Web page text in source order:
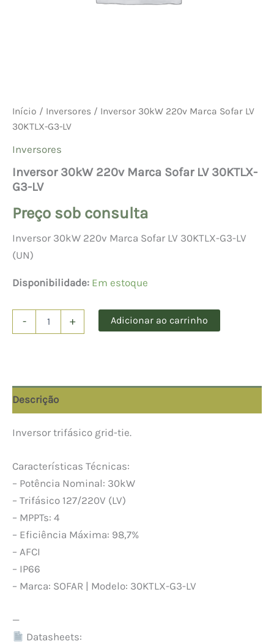
Início / Inversores / Inversor 30kW 220v Marca Sofar LV
30KTLX-G3-LV
Inversores
Inversor 30kW 220v Marca Sofar LV 30KTLX-
G3-LV
Preço sob consulta
Inversor 30kW 220v Marca Sofar LV 30KTLX-G3-LV
(UN)
Disponibilidade: Em estoque
-
30KTLX-
G3-
LV
+ Adicionar ao carrinho
Descrição
Inversor trifásico grid-tie.
Características Técnicas:
– Potência Nominal: 30kW
– Trifásico 127/220V (LV)
– MPPTs: 4
– Eficiência Máxima: 98,7%
– AFCI
– IP66
– Marca: SOFAR | Modelo: 30KTLX-G3-LV
—
Datasheets: